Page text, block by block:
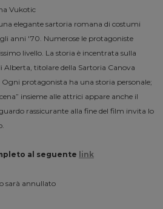
Vukotic
elegante sartoria romana di costumi
anni '70. Numerose le protagoniste
livello. La storia è incentrata sulla
Alberta, titolare della Sartoria Canova
Ogni protagonista ha una storia personale;
insieme alle attrici appare anche il
rassicurante alla fine del film invita lo
al seguente link
sarà annullato